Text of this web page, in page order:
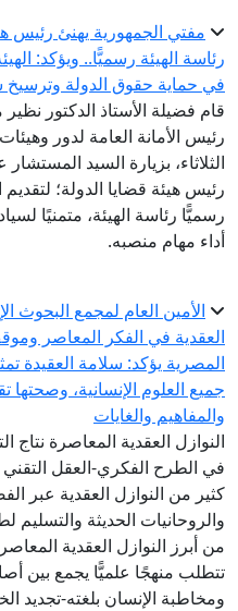
مفتي الجمهورية يهنئ رئيس
رئاسة الهيئة رسميًّا.. ويؤكد:
في حماية حقوق الدولة وترسيخ
قام فضيلة الأستاذ الدكتور
رئيس الأمانة العامة لدور
الثلاثاء، بزيارة السيد
رئيس هيئة قضايا الدولة؛ لتقديم
رسميًّا رئاسة الهيئة، متمنيًا
أداء مهام منصبه.
الأمين العام لمجمع البحوث
العقدية في الفكر المعاصر
المصرية يؤكد: سلامة العقيدة
جميع العلوم الإنسانية،
والمفاهيم والغايات
النوازل العقدية المعاصرة نتاج
في الطرح الفكري-العقل
كثير من النوازل العقدية عبر
والروحانيات الحديثة
من أبرز النوازل العقدية
تتطلب منهجًا علميًّا يجمع بين
ومخاطبة الإنسان بلغته-تجديد